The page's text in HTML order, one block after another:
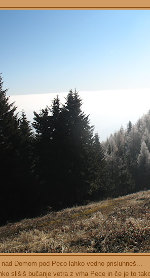
Domom pod Peco lahko vedno prisluhneš...
slišiš bučanje vetra z vrha Pece in če je to